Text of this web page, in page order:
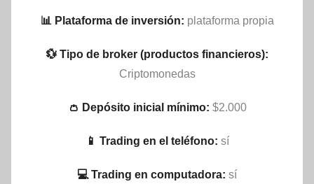
📊 Plataforma de inversión: plataforma propia
💱 Tipo de broker (productos financieros):
Criptomonedas
👛 Depósito inicial mínimo: $2.000
📱 Trading en el teléfono: sí
💻 Trading en computadora: sí